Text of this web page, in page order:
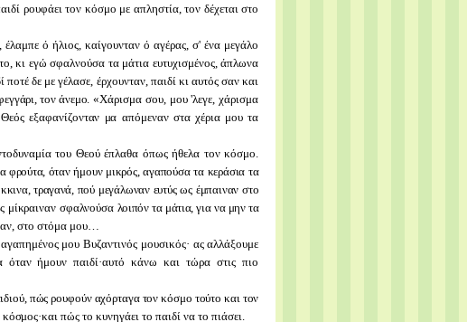
ρουφάει τον κόσμο με απληστία, τον δέχεται στο
ό ήλιος, καίγουνταν ό αγέρας, σ' ένα μεγάλο
κι εγώ σφαλνούσα τα μάτια ευτυχισμένος, άπλωνα
δε με γέλασε, έρχουνταν, παιδί κι αυτός σαν και
τον άνεμο. «Χάρισμα σου, μου 'λεγε, χάρισμα
εξαφανίζονταν μα απόμεναν στα χέρια μου τα
δυναμία του Θεού έπλαθα όπως ήθελα τον κόσμο.
φρούτα, όταν ήμουν μικρός, αγαπούσα τα κεράσια τα
τραγανά, πού μεγάλωναν ευτύς ως έμπαιναν στο
μίκραιναν σφαλνούσα λοιπόν τα μάτια, για να μην τα
στο στόμα μου…
αγαπημένος μου Βυζαντινός μουσικός· ας αλλάξουμε
όταν ήμουν παιδί·αυτό κάνω και τώρα στις πιο
πώς ρουφούν αχόρταγα τον κόσμο τούτο και τον
κόσμος·και πώς το κυνηγάει το παιδί να το πιάσει.